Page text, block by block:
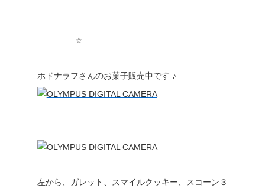
————–☆
ホドナラフさんのお菓子販売中です ♪
左から、ガレット、スマイルクッキー、スコーン３